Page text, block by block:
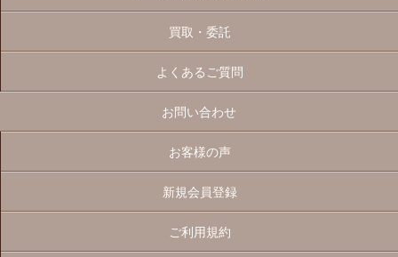
買取・委託
よくあるご質問
お問い合わせ
お客様の声
新規会員登録
ご利用規約